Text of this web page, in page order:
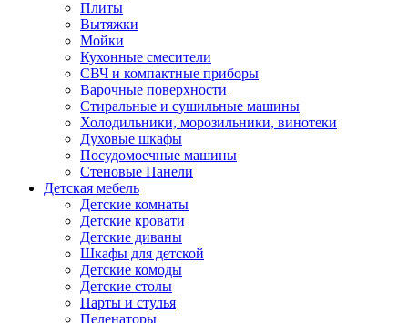
Плиты
Вытяжки
Мойки
Кухонные смесители
СВЧ и компактные приборы
Варочные поверхности
Стиральные и сушильные машины
Холодильники, морозильники, винотеки
Духовые шкафы
Посудомоечные машины
Стеновые Панели
Детская мебель
Детские комнаты
Детские кровати
Детские диваны
Шкафы для детской
Детские комоды
Детские столы
Парты и стулья
Пеленаторы